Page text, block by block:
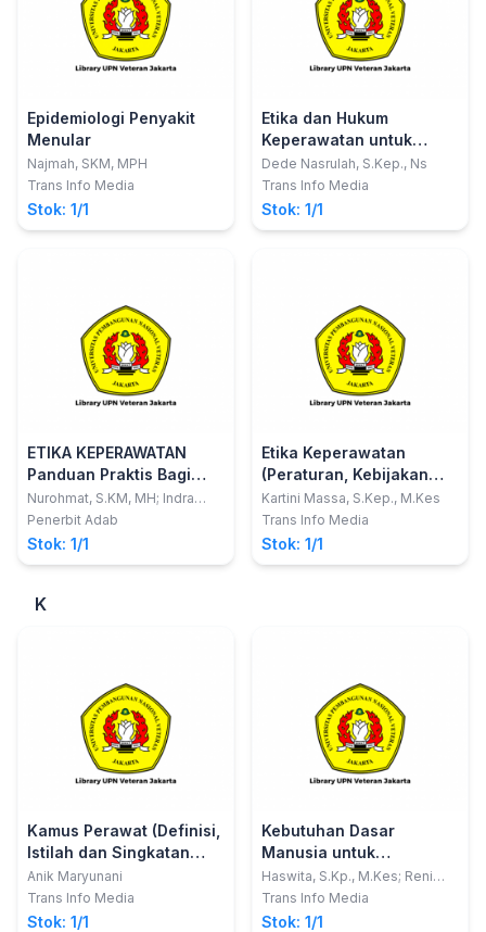
Epidemiologi Penyakit
Menular
Najmah, SKM, MPH
Trans Info Media
Stok: 1/1
Etika dan Hukum
Keperawatan untuk
Mahasiswa dan Praktisi
Keperawatan
Dede Nasrulah, S.Kep., Ns
Trans Info Media
Stok: 1/1
ETIKA KEPERAWATAN
Panduan Praktis Bagi
Perawat dan Mahasiswa
Keperawatan Dalam
Bertindak dan
Berperilaku
Nurohmat, S.KM, MH; Indra
Ruswadi, S.Kep., Ns., MPH,
Penerbit Adab
Stok: 1/1
Etika Keperawatan
(Peraturan, Kebijakan
dan Undang-Undang
Praktik Keperawatan
Kartini Massa, S.Kep., M.Kes
Trans Info Media
Stok: 1/1
K
Kamus Perawat (Definisi,
Istilah dan Singkatan
Kata-Kata dalam
Keperawatan)
Anik Maryunani
Trans Info Media
Stok: 1/1
Kebutuhan Dasar
Manusia untuk
Mahasiswa Keperawatan
dan Kebidanan
Haswita, S.Kp., M.Kes; Reni
Sulistyowati, S.ST., M.Kes
Trans Info Media
Stok: 1/1